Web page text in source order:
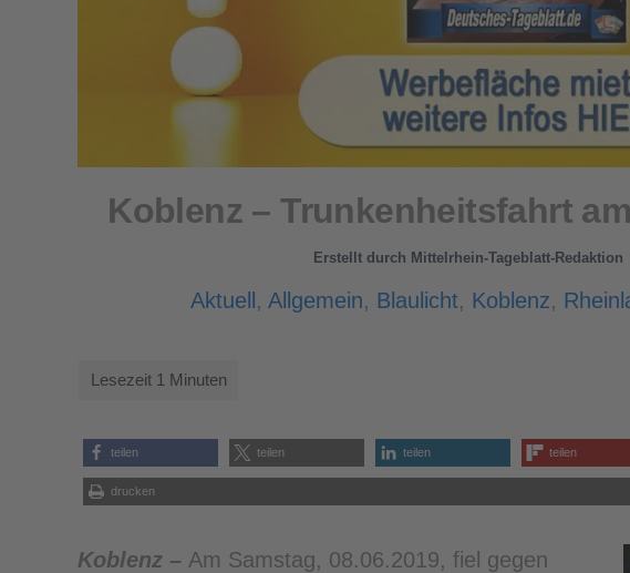
Koblenz – Trunkenheitsfahrt
Erstellt durch Mittelrhein-Tageblatt-Redaktion
Aktuell, Allgemein, Blaulicht, Koblenz,
teilen teilen teilen teilen
drucken
Koblenz – Am Samstag, 08.06.2019, fiel gegen